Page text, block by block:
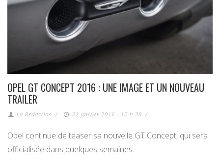
OPEL GT CONCEPT 2016 : UNE IMAGE ET UN NOUVEAU
TRAILER
La Redaction / 22 janvier 2016 - 10 h 28 /
Opel continue de teaser sa nouvelle GT Concept, qui sera
officialisée dans quelques semaines.